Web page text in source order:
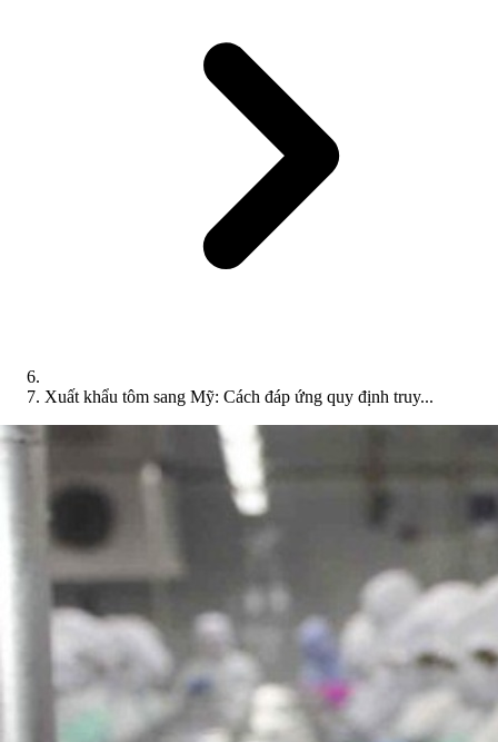
Xuất khẩu tôm sang Mỹ: Cách đáp ứng quy định truy...